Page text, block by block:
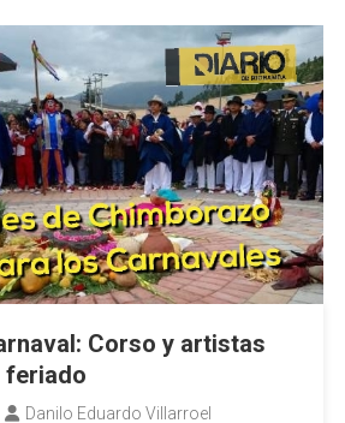
Corso y artistas
feriado
Danilo Eduardo Villarroel